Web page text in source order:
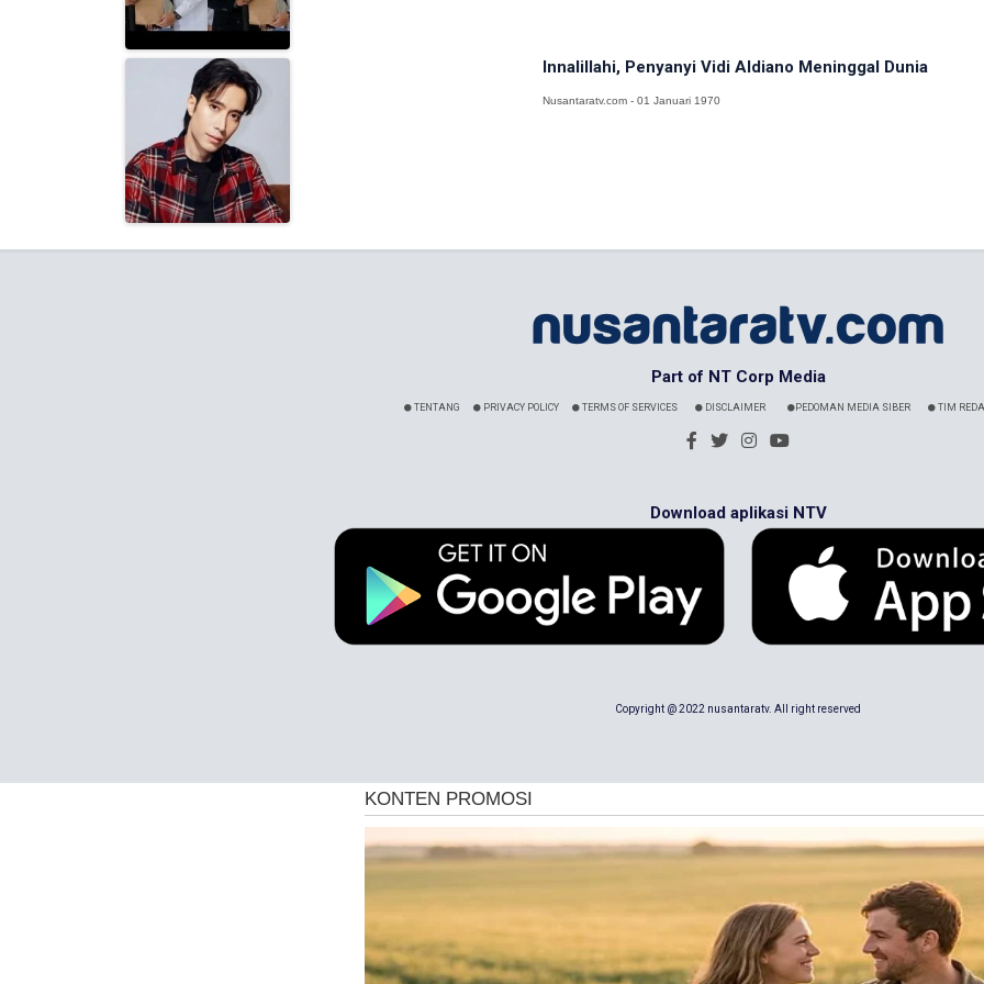
Innalillahi, Penyanyi Vidi Aldiano Meninggal Dunia
Nusantaratv.com - 01 Januari 1970
Part of NT Corp Media
TENTANG PRIVACY POLICY TERMS OF SERVICES DISCLAIMER PEDOMAN MEDIA SIBER TIM
Download aplikasi NTV
Copyright @ 2022 nusantaratv. All right reserved